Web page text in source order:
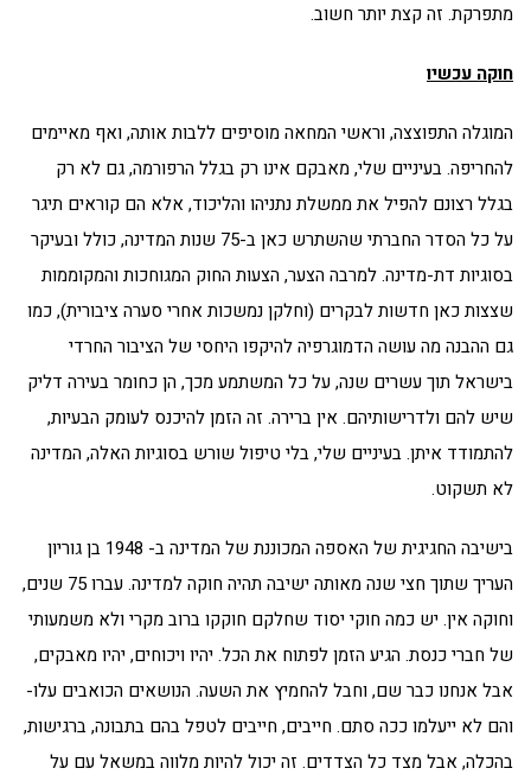
מתפרקת. זה קצת יותר חשוב.
חוקה עכשיו
המוגלה התפוצצה, וראשי המחאה מוסיפים ללבות אותה, ואף מאיימים
להחריפה. בעיניים שלי, מאבקם אינו רק בגלל הרפורמה, גם לא רק
בגלל רצונם להפיל את ממשלת נתניהו והליכוד, אלא הם קוראים תיגר
על כל הסדר החברתי שהשתרש כאן ב-75 שנות המדינה, כולל ובעיקר
בסוגיות דת-מדינה. למרבה הצער, הצעות החוק המגוחכות והמקוממות
שצצות כאן חדשות לבקרים (וחלקן נמשכות אחרי סערה ציבורית), כמו
גם ההבנה מה עושה הדמוגרפיה להיקפו היחסי של הציבור החרדי
בישראל תוך עשרים שנה, על כל המשתמע מכך, הן כחומר בעירה דליק
שיש להם ולדרישותיהם. אין ברירה. זה הזמן להיכנס לעומק הבעיות,
להתמודד איתן. בעיניים שלי, בלי טיפול שורש בסוגיות האלה, המדינה
לא תשקוט.
בישיבה החגיגית של האספה המכוננת של המדינה ב- 1948 בן גוריון
העריך שתוך חצי שנה מאותה ישיבה תהיה חוקה למדינה. עברו 75 שנים,
וחוקה אין. יש כמה חוקי יסוד שחלקם חוקקו ברוב מקרי ולא משמעותי
של חברי כנסת. הגיע הזמן לפתוח את הכל. יהיו ויכוחים, יהיו מאבקים,
אבל אנחנו כבר שם, וחבל להחמיץ את השעה. הנושאים הכואבים עלו-
והם לא ייעלמו ככה סתם. חייבים, חייבים לטפל בהם בתבונה, ברגישות,
בהכלה, אבל מצד כל הצדדים. זה יכול להיות מלווה במשאל עם על